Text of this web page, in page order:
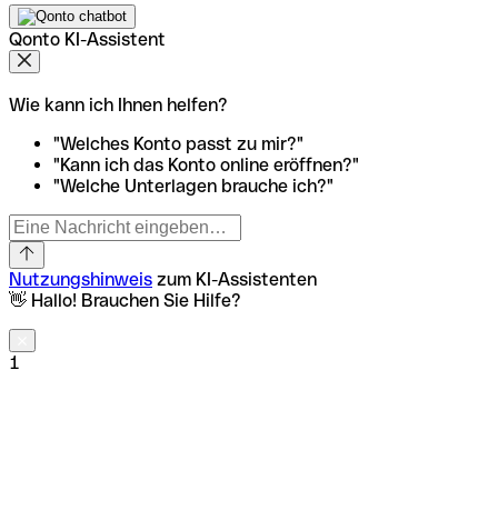
Qonto KI-Assistent
Wie kann ich Ihnen helfen?
"Welches Konto passt zu mir?"
"Kann ich das Konto online eröffnen?"
"Welche Unterlagen brauche ich?"
Nutzungshinweis zum KI-Assistenten
👋 Hallo! Brauchen Sie Hilfe?
1